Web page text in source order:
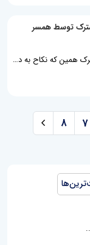
توسط همسر
عواقب قانونی ترک منزل مشترک همین که نکاح به درستی واقع شود، حقوق و تکالیفی برای زن و شوهر ایجاد می‌شود که حقوقدانان از آن به «آثار نکاح» تعبیر می‌کنند (مستنبط از ماده 1102 قانون مدنی). آثار حقوقی نکاح شامل دو بخش مالی و غیرمالی است. یکی از آثار غیرمالی نکاح، لزوم زندگی مشترک زوجین با یکدیگر است. اگر هر یک از زن یا شوهر، بدون وجود عذرموجه قانونی، به اختیار خود، منزل مشترک را ترک نمایند، این عمل برای هر یک از آنان تبعات قانونی خاص خود را در پی خواهد داشت. در مقاله حاضر...
7
8